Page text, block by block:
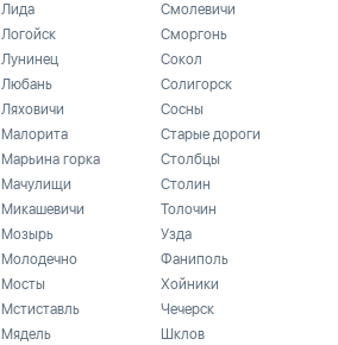
Лида
Логойск
Лунинец
Любань
Ляховичи
Малорита
Марьина горка
Мачулищи
Микашевичи
Мозырь
Молодечно
Мосты
Мстиставль
Мядель
Смолевичи
Сморгонь
Сокол
Солигорск
Сосны
Старые дороги
Столбцы
Столин
Толочин
Узда
Фаниполь
Хойники
Чечерск
Шклов